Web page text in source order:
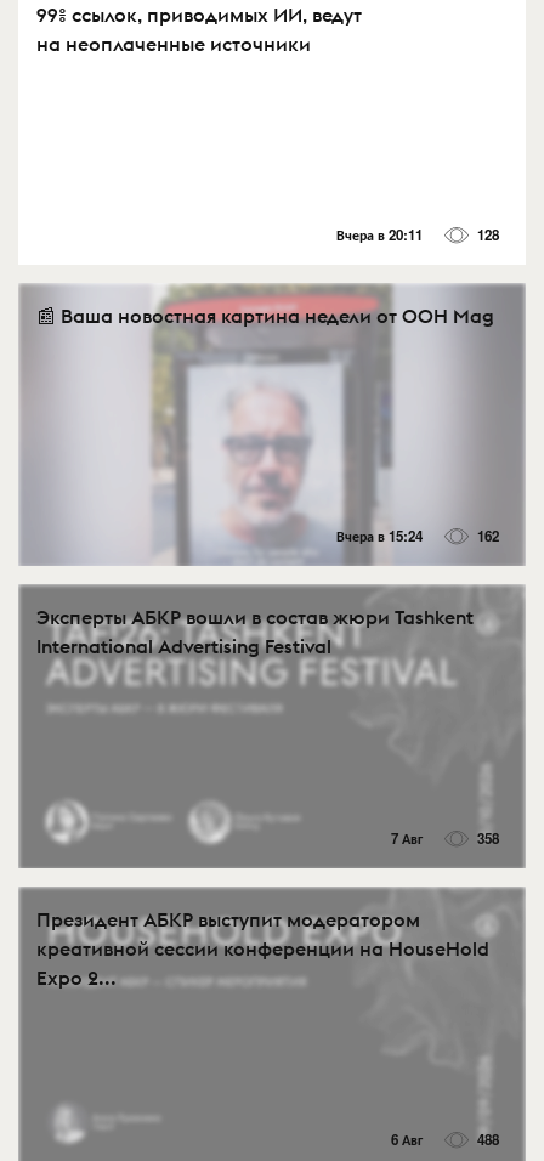
99% ссылок, приводимых ИИ, ведут
на неоплаченные источники
Вчера в 20:11 128
📰 Ваша новостная картина недели от OOH Mag
Вчера в 15:24 162
Эксперты АБКР вошли в состав жюри Tashkent
International Advertising Festival
7 Авг 358
Президент АБКР выступит модератором
креативной сессии конференции на HouseHold
Expo 2...
6 Авг 488